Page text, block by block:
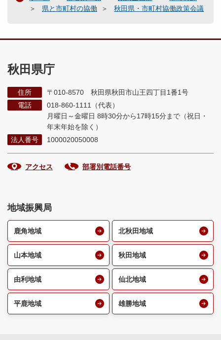
県と市町村の協働
秋田県・市町村協働政策会議
秋田県庁
住所
〒010-8570 秋田県秋田市山王四丁目1番1号
電話
018-860-1111（代表）
月曜日～金曜日 8時30分から17時15分まで （祝日・
年末年始を除く）
法人番号
1000020050008
アクセス 部署別電話番号
地域振興局
鹿角地域 北秋田地域
山本地域 秋田地域
由利地域 仙北地域
平鹿地域 雄勝地域